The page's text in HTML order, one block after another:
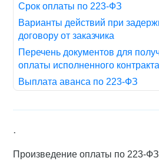
Срок оплаты по 223-ФЗ
Варианты действий при
договору от заказчика
Перечень документов для
оплаты исполненного контракта
Выплата аванса по 223-ФЗ
.
Произведение оплаты по 223-ФЗ